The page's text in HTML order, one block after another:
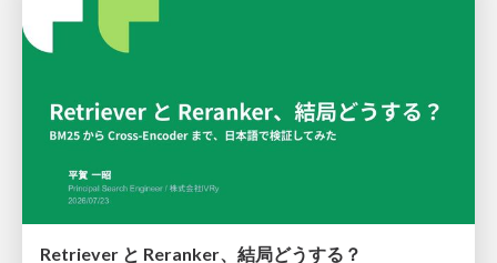
Retriever と Reranker、結局どうする？